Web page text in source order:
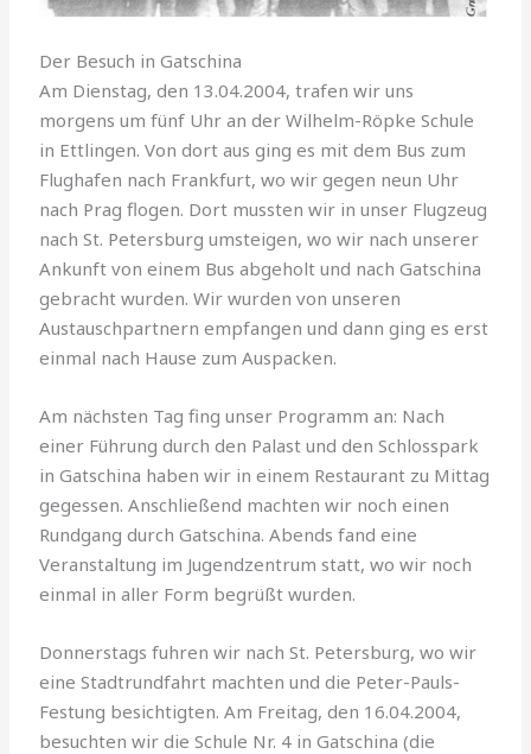
Der Besuch in Gatschina
Am Dienstag, den 13.04.2004, trafen wir uns
morgens um fünf Uhr an der Wilhelm-Röpke Schule
in Ettlingen. Von dort aus ging es mit dem Bus zum
Flughafen nach Frankfurt, wo wir gegen neun Uhr
nach Prag flogen. Dort mussten wir in unser Flugzeug
nach St. Peters­burg umsteigen, wo wir nach unserer
Ankunft von einem Bus abgeholt und nach Gatschina
gebracht wurden. Wir wurden von unseren
Austauschpartnern empfangen und dann ging es erst
einmal nach Hause zum Auspacken.
Am nächsten Tag fing unser Programm an: Nach
einer Führung durch den Palast und den Schlosspark
in Gatschina haben wir in einem Restaurant zu Mittag
gegessen. Anschließend machten wir noch einen
Rundgang durch Gatschina. Abends fand eine
Veranstaltung im Jugendzentrum statt, wo wir noch
einmal in aller Form begrüßt wurden.
Donnerstags fuhren wir nach St. Petersburg, wo wir
eine Stadtrundfahrt machten und die Peter-Pauls-
Festung besichtigten. Am Freitag, den 16.04.2004,
besuchten wir die Schule Nr. 4 in Gatschina (die